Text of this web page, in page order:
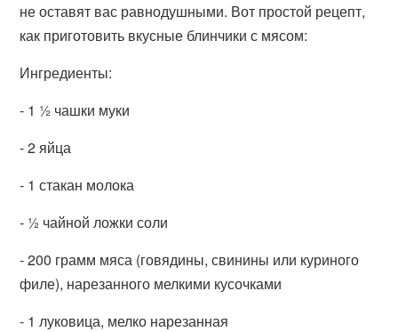
не оставят вас равнодушными. Вот простой рецепт,
как приготовить вкусные блинчики с мясом:
Ингредиенты:
- 1 ½ чашки муки
- 2 яйца
- 1 стакан молока
- ½ чайной ложки соли
- 200 грамм мяса (говядины, свинины или куриного
филе), нарезанного мелкими кусочками
- 1 луковица, мелко нарезанная